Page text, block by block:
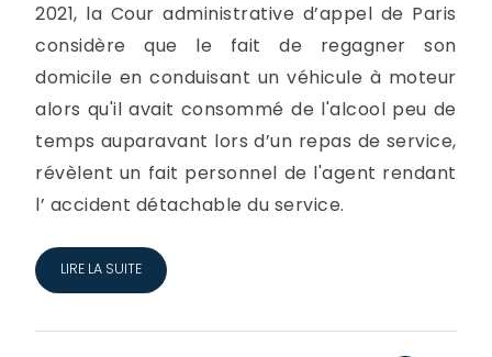
2021, la Cour administrative d’appel de Paris
considère que le fait de regagner son
domicile en conduisant un véhicule à moteur
alors qu'il avait consommé de l'alcool peu de
temps auparavant lors d’un repas de service,
révèlent un fait personnel de l'agent rendant
l’ accident détachable du service.
LIRE LA SUITE